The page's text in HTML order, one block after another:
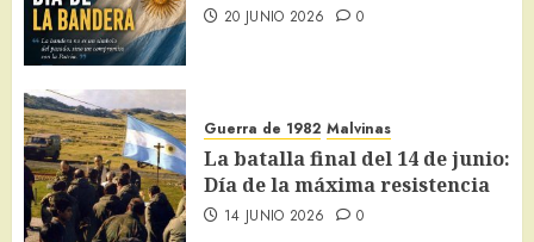
20 JUNIO 2026 0
Guerra de 1982 Malvinas
La batalla final del 14 de junio:
Día de la máxima resistencia
14 JUNIO 2026 0